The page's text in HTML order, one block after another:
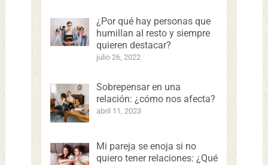
¿Por qué hay personas que
humillan al resto y siempre
quieren destacar?
julio 26, 2022
Sobrepensar en una
relación: ¿cómo nos afecta?
abril 11, 2023
Mi pareja se enoja si no
quiero tener relaciones: ¿Qué